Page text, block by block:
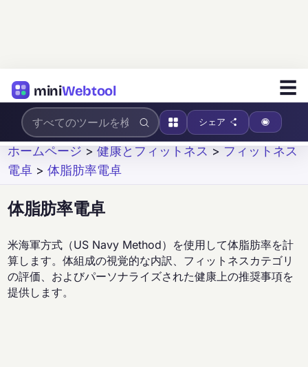
miniWebtool ☰
シェア
ホームページ >健康とフィットネス > フィットネス
電卓 >体脂肪率電卓
体脂肪率電卓
米海軍方式（US Navy Method）を使用して体脂肪率を計
算します。体組成の視覚的な内訳、フィットネスカテゴリ
の評価、およびパーソナライズされた健康上の推奨事項を
提供します。